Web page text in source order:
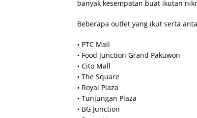
banyak kesempatan buat ikutan
Beberapa outlet yang ikut serta
• PTC Mall
• Food Junction Grand Pakuwon
• Cito Mall
• The Square
• Royal Plaza
• Tunjungan Plaza
• BG Junction